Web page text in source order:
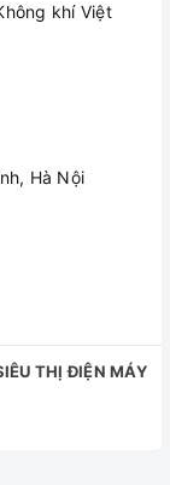
khí Việt
Hà Nội
THỊ ĐIỆN MÁY